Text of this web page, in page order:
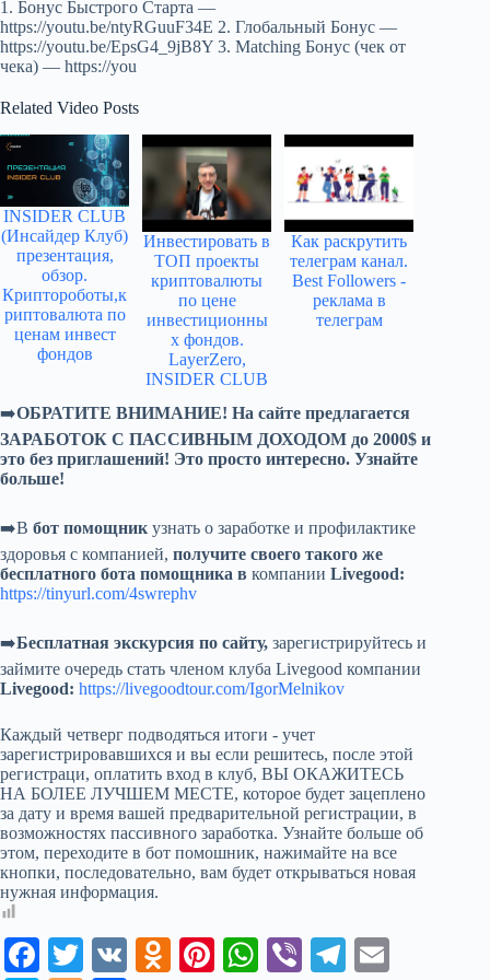
1. Бонус Быстрого Старта —
https://youtu.be/ntyRGuuF34E 2. Глобальный Бонус —
https://youtu.be/EpsG4_9jB8Y 3. Matching Бонус (чек от
чека) — https://you
Related Video Posts
INSIDER CLUB
(Инсайдер Клуб)
презентация,
обзор.
Криптороботы,к
риптовалюта по
ценам инвест
фондов
Инвестировать в
ТОП проекты
криптовалюты
по цене
инвестиционны
х фондов.
LayerZero,
INSIDER CLUB
Как раскрутить
телеграм канал.
Best Followers -
реклама в
телеграм
➡️ОБРАТИТЕ ВНИМАНИЕ! На сайте предлагается
ЗАРАБОТОК С ПАССИВНЫМ ДОХОДОМ до 2000$ и
это без приглашений! Это просто интересно. Узнайте
больше!
➡️В бот помощник узнать о заработке и профилактике
здоровья с компанией, получите своего такого же
бесплатного бота помощника в компании Livegood:
https://tinyurl.com/4swrephv
➡️Бесплатная экскурсия по сайту, зарегистрируйтесь и
займите очередь стать членом клуба Livegood компании
Livegood: https://livegoodtour.com/IgorMelnikov
Каждый четверг подводяться итоги - учет
зарегистрировавшихся и вы если решитесь, после этой
регистраци, оплатить вход в клуб, ВЫ ОКАЖИТЕСЬ
НА БОЛЕЕ ЛУЧШЕМ МЕСТЕ, которое будет зацеплено
за дату и время вашей предварительной регистрации, в
возможностях пассивного заработка. Узнайте больше об
этом, переходите в бот помошник, нажимайте на все
кнопки, последовательно, вам будет открываться новая
нужная информация.
Fa T
V
O
Pi W Vi Te